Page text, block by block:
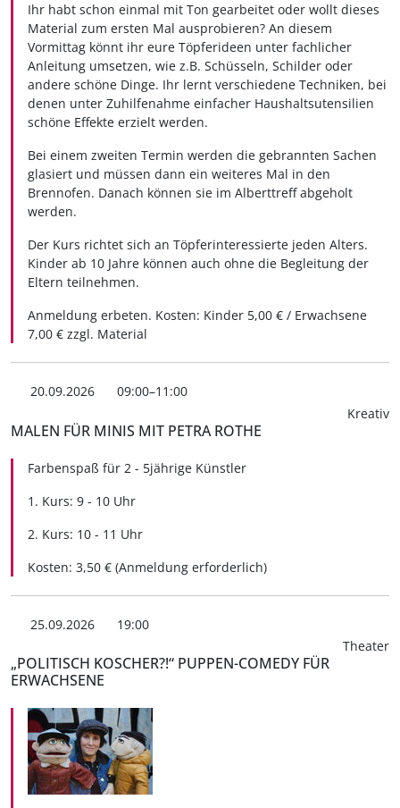
Ihr habt schon einmal mit Ton gearbeitet oder wollt dieses
Material zum ersten Mal ausprobieren? An diesem
Vormittag könnt ihr eure Töpferideen unter fachlicher
Anleitung umsetzen, wie z.B. Schüsseln, Schilder oder
andere schöne Dinge. Ihr lernt verschiedene Techniken, bei
denen unter Zuhilfenahme einfacher Haushaltsutensilien
schöne Effekte erzielt werden.
Bei einem zweiten Termin werden die gebrannten Sachen
glasiert und müssen dann ein weiteres Mal in den
Brennofen. Danach können sie im Alberttreff abgeholt
werden.
Der Kurs richtet sich an Töpferinteressierte jeden Alters.
Kinder ab 10 Jahre können auch ohne die Begleitung der
Eltern teilnehmen.
Anmeldung erbeten. Kosten: Kinder 5,00 € / Erwachsene
7,00 € zzgl. Material
20.09.2026
09:00–11:00
Kreativ
MALEN FÜR MINIS MIT PETRA ROTHE
Farbenspaß für 2 - 5jährige Künstler
1. Kurs: 9 - 10 Uhr
2. Kurs: 10 - 11 Uhr
Kosten: 3,50 € (Anmeldung erforderlich)
25.09.2026
19:00
Theater
„POLITISCH KOSCHER?!“ PUPPEN-COMEDY FÜR
ERWACHSENE